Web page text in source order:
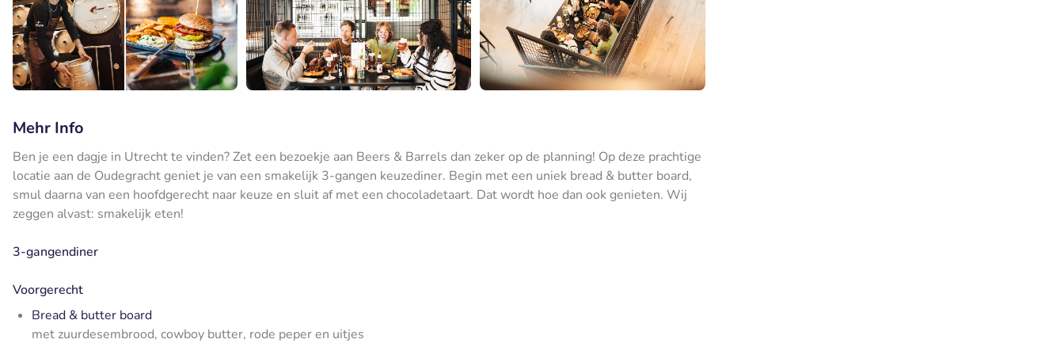
Mehr Info
Ben je een dagje in Utrecht te vinden? Zet een bezoekje aan Beers & Barrels dan zeker op de planning! Op deze prachtige
locatie aan de Oudegracht geniet je van een smakelijk 3-gangen keuzediner. Begin met een uniek bread & butter board,
smul daarna van een hoofdgerecht naar keuze en sluit af met een chocoladetaart. Dat wordt hoe dan ook genieten. Wij
zeggen alvast: smakelijk eten!
3-gangendiner
Voorgerecht
Bread & butter board
met zuurdesembrood, cowboy butter, rode peper en uitjes